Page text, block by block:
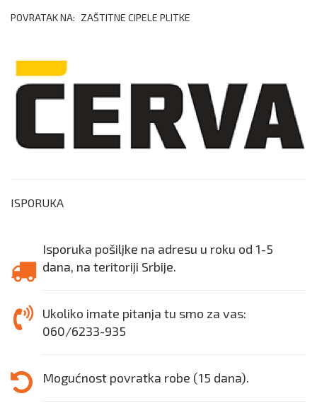
POVRATAK NA: ZAŠTITNE CIPELE PLITKE
ISPORUKA
Isporuka pošiljke na adresu u roku od 1-5
dana, na teritoriji Srbije.
Ukoliko imate pitanja tu smo za vas:
060/6233-935
Mogućnost povratka robe (15 dana).